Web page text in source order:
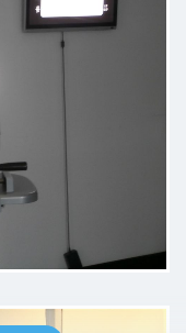
ed attento.
una
e io a mia
con